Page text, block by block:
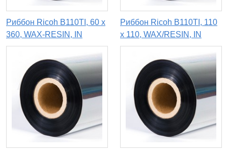
Риббон Ricoh B110TI, 60 х
360, WAX-RESIN, IN
Риббон Ricoh B110TI, 110
x 110, WAX/RESIN, IN